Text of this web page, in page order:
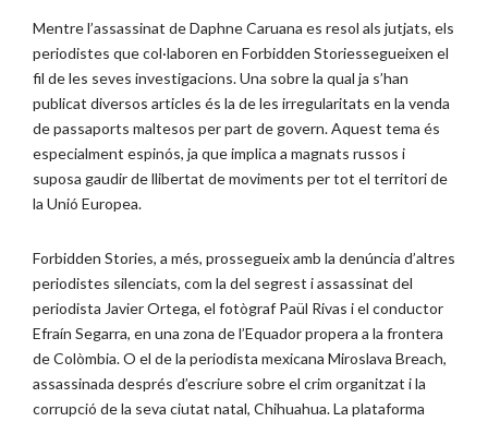
Mentre l’assassinat de Daphne Caruana es resol als jutjats, els
periodistes que col·laboren en Forbidden Storiessegueixen el
fil de les seves investigacions. Una sobre la qual ja s’han
publicat diversos articles és la de les irregularitats en la venda
de passaports maltesos per part de govern. Aquest tema és
especialment espinós, ja que implica a magnats russos i
suposa gaudir de llibertat de moviments per tot el territori de
la Unió Europea.
Forbidden Stories, a més, prossegueix amb la denúncia d’altres
periodistes silenciats, com la del segrest i assassinat del
periodista Javier Ortega, el fotògraf Paül Rivas i el conductor
Efraín Segarra, en una zona de l’Equador propera a la frontera
de Colòmbia. O el de la periodista mexicana Miroslava Breach,
assassinada després d’escriure sobre el crim organitzat i la
corrupció de la seva ciutat natal, Chihuahua. La plataforma